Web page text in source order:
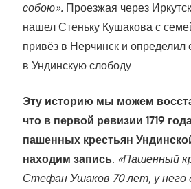
собою». Проезжая через
нашел Стеньку Кушакова с
привёз в Нерчинск и определил
в Ундинскую слободу.
Эту историю мы можем
что в первой ревизии 1719
пашенных крестьян
находим запись: «Пашенный
Стефан Ушаков 70 лет, у